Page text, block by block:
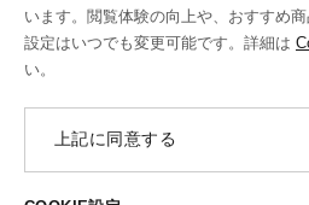
送料・ラッピング·
います。閲覧体験の向上や、おすすめ
設定はいつでも変更可能です。詳細は
い。
上記に同意する